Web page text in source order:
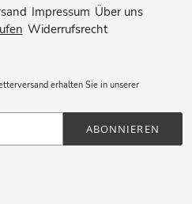
Impressum Über uns
Widerrufsrecht
erhalten Sie in unserer
ABONNIEREN